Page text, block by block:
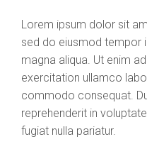
Lorem ipsum dolor sit
sed do eiusmod tempor
magna aliqua. Ut enim
exercitation ullamco
commodo consequat.
reprehenderit in
fugiat nulla pariatur.